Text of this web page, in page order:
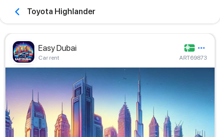
Toyota Highlander
Easy Dubai
Car rent ART69873